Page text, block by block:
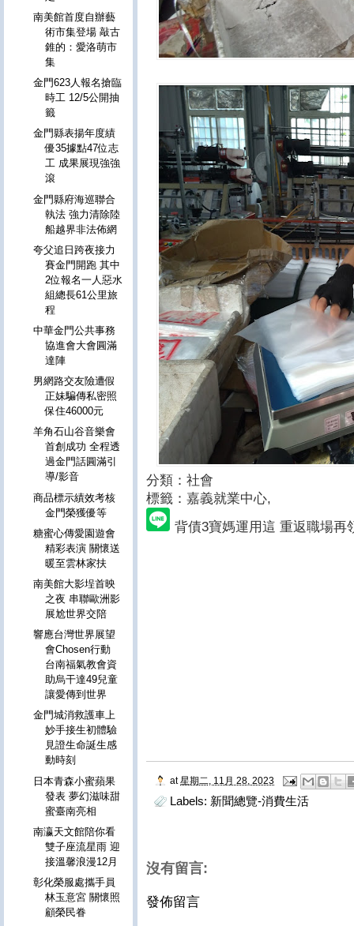
分類：社會
標籤：嘉義就業中心,
背債3寶媽運用這 重返職場再
at 星期二, 11月 28, 2023
Labels: 新聞總覽-消費生活
沒有留言:
發佈留言
南美館首度自辦藝
術市集登場 敲古
錐的：愛洛萌市
集
金門623人報名搶臨
時工 12/5公開抽
籤
金門縣表揚年度績
優35據點47位志
工 成果展現強強
滾
金門縣府海巡聯合
執法 強力清除陸
船越界非法佈網
夸父追日跨夜接力
賽金門開跑 其中
2位報名一人惡水
組總長61公里旅
程
中華金門公共事務
協進會大會圓滿
達陣
男網路交友險遭假
正妹騙傳私密照
保住46000元
羊角石山谷音樂會
首創成功 全程透
過金門話圓滿引
導/影音
商品標示績效考核
金門榮獲優等
糖蜜心傳愛園遊會
精彩表演 關懷送
暖至雲林家扶
南美館大影埕首映
之夜 串聯歐洲影
展尬世界交陪
響應台灣世界展望
會Chosen行動
台南福氣教會資
助烏干達49兒童
讓愛傳到世界
金門城消救護車上
妙手接生初體驗
見證生命誕生感
動時刻
日本青森小蜜蘋果
發表 夢幻滋味甜
蜜臺南亮相
南瀛天文館陪你看
雙子座流星雨 迎
接溫馨浪漫12月
彰化榮服處攜手員
林玉意宮 關懷照
顧榮民眷